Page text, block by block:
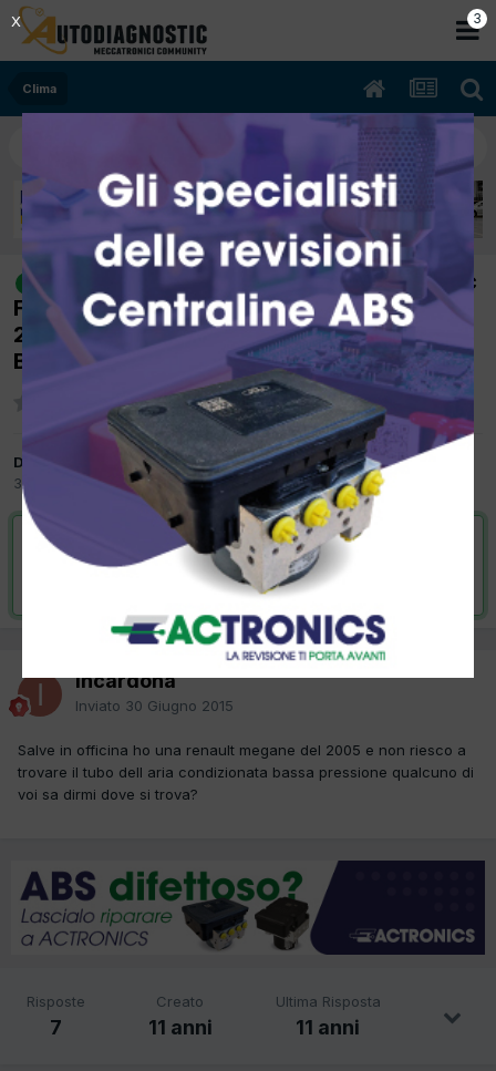
Clima
risolto
[RENAULT MEGANE 04/2005 1870cc
F9QB8 88Kw Diesel] RENAULT MEGANE
2005 RACCORDO ARIA CONDIZIONATA
BASSA PRESSIONE
Da incardona
30 Giugno 2015 inClima
VAI ALLA SOLUZIONE
Risolta da incardona,30 Giugno 2015
incardona
Inviato 30 Giugno 2015
Salve in officina ho una renault megane del 2005 e non riesco a
trovare il tubo dell aria condizionata bassa pressione qualcuno di
voi sa dirmi dove si trova?
Risposte
7
Creato
11 anni
Ultima Risposta
11 anni
2
X